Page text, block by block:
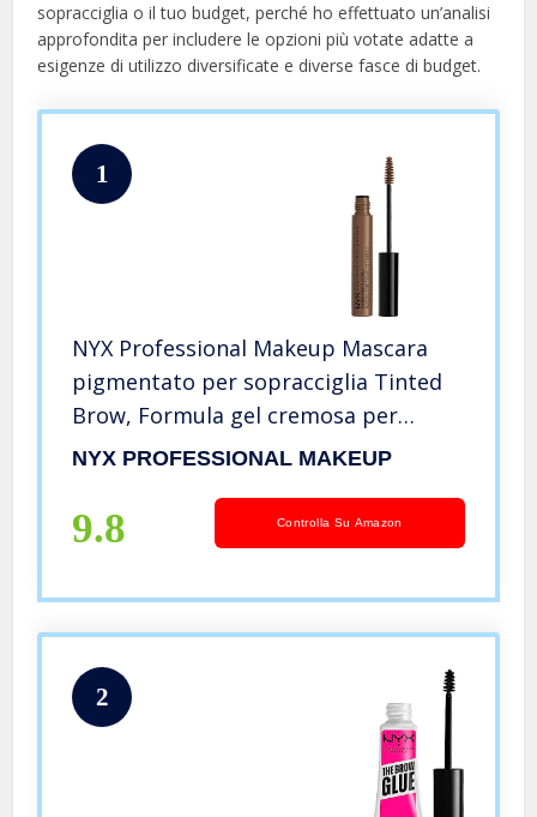
sopracciglia o il tuo budget, perché ho effettuato un’analisi
approfondita per includere le opzioni più votate adatte a
esigenze di utilizzo diversificate e diverse fasce di budget.
1
NYX Professional Makeup Mascara
pigmentato per sopracciglia Tinted
Brow, Formula gel cremosa per
donare colore e struttura, 6,2 g,
NYX PROFESSIONAL MAKEUP
9.8 Controlla Su Amazon
2